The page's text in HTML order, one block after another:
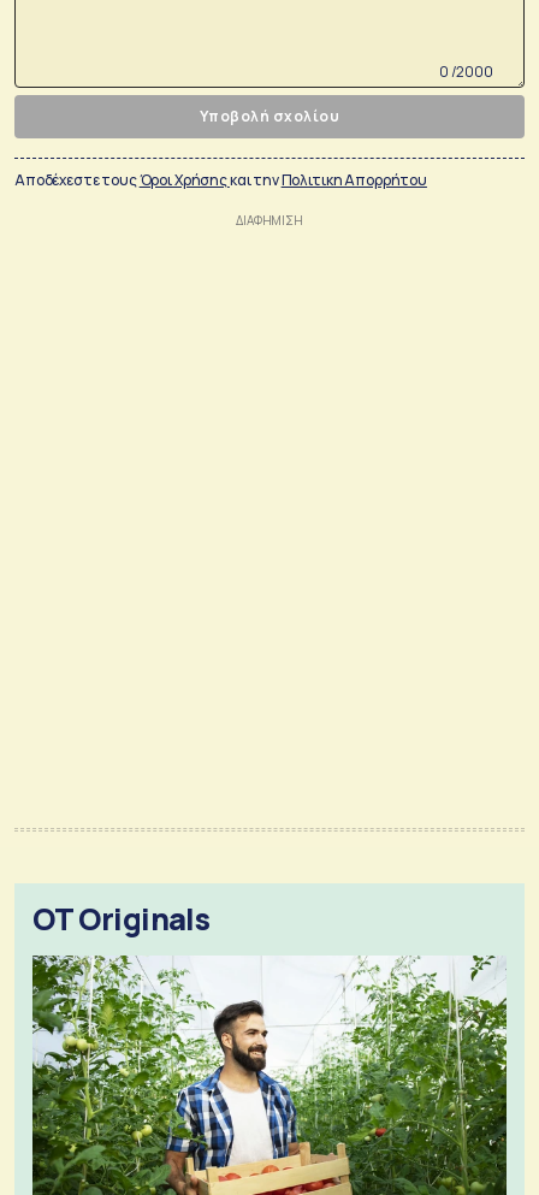
0 /2000
Υποβολή σχολίου
Αποδέχεστε τουςΌροι Χρήσηςκαι τηνΠολιτικη Απορρήτου
OT Originals